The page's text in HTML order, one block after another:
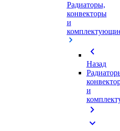
Радиаторы,
конвекторы
и
chevron_left
Назад
и
chevron_right
expand_more